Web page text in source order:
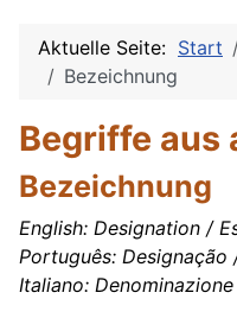
Aktuelle Seite: Start
Bezeichnung
Begriffe aus
Bezeichnung
English: Designation /
Português:
Italiano: Denominazione